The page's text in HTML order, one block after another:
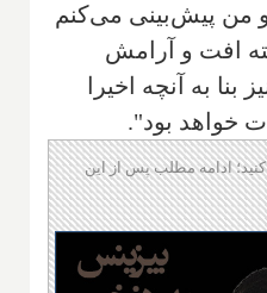
و من پیش‌بینی می‌کنم
افت و آرامش
به آنچه اخیرا
خواهد بود".
ادامه مطلب پس از این